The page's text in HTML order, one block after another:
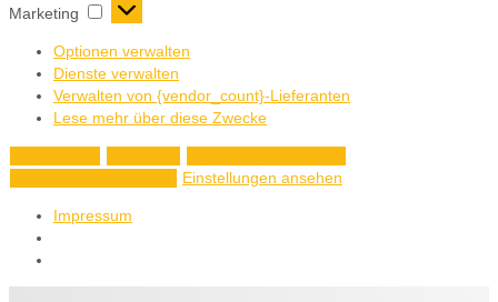
Marketing
Optionen verwalten
Dienste verwalten
Verwalten von {vendor_count}-Lieferanten
Lese mehr über diese Zwecke
Einstellungen ansehen
Impressum